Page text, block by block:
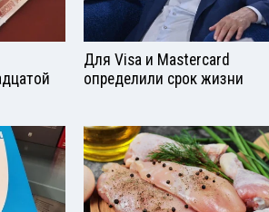
Для Visа и Mastercard
определили срок жизни